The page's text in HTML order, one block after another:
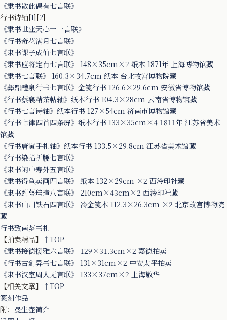
《隶书散此偶有七言联》
行书诗轴[1][2]
《隶书世业天心十一言联》
《行书奇花满月七言联》
《隶书课子成仙七言联》
《隶书应将定有七言联》 148×35cm×2 纸本 1871年 上海博物馆藏
《隶书七言联》 160.3×34.7cm 纸本 台北故宫博物院藏
《彝鼎醴泉行书七言联》金笺行书 126.6×29.6cm 安徽省博物馆藏
《行书蔡襄精茶帖轴》纸本行书 104.3×28cm 云南省博物馆藏
《行书七言诗轴》纸本行书 127×54cm 济南市博物馆藏
《行书七律四首四条屏》纸本行书 133×35cm×4 1811年 江苏省美术
馆藏
《行书唐寅手札轴》纸本行书 133.5×29.8cm 江苏省美术馆藏
《行书染指折腰七言联》
《隶书闲中寿外五言联》
《隶书得鱼卖画四言联》 纸本 132×29cm ×2 西泠印社藏
《隶书跗萼珪璋八言联》 210cm×43cm×2 西泠印社藏
《隶书山川铁石四言联》 冷金笺本 112.3×26.3cm ×2 北京故宫博物院
藏
行书致南芗书札
【拍卖精品】 ↑TOP
《隶书接德援雅六言联》 129×31.3cm×2 嘉德拍卖
《行书古剑异书七言联》 131×31cm×2 中安太平拍卖
《隶书汉室周人无言联》 133×37cm×2 上海敬华
【相关文章】 ↑TOP
篆刻作品
附： 曼生壶简介